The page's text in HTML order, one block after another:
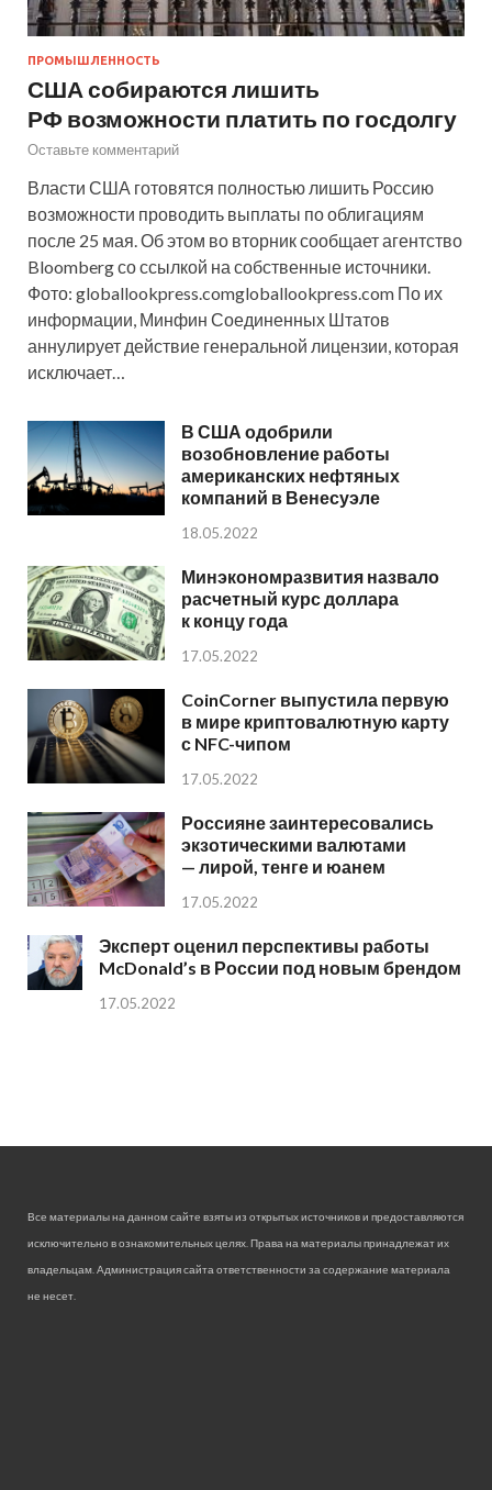
ПРОМЫШЛЕННОСТЬ
США собираются лишить
РФ возможности платить по госдолгу
Оставьте комментарий
Власти США готовятся полностью лишить Россию
возможности проводить выплаты по облигациям
после 25 мая. Об этом во вторник сообщает агентство
Bloomberg со ссылкой на собственные источники.
Фото: globallookpress.comgloballookpress.com По их
информации, Минфин Соединенных Штатов
аннулирует действие генеральной лицензии, которая
исключает…
В США одобрили
возобновление работы
американских нефтяных
компаний в Венесуэле
18.05.2022
Минэкономразвития назвало
расчетный курс доллара
к концу года
17.05.2022
CoinCorner выпустила первую
в мире криптовалютную карту
с NFC-чипом
17.05.2022
Россияне заинтересовались
экзотическими валютами
— лирой, тенге и юанем
17.05.2022
Эксперт оценил перспективы работы
McDonald’s в России под новым брендом
17.05.2022
Все материалы на данном сайте взяты из открытых источников и предоставляются
исключительно в ознакомительных целях. Права на материалы принадлежат их
владельцам. Администрация сайта ответственности за содержание материала
не несет.